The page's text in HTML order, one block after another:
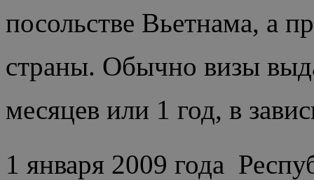
посольстве Вьетнама, а
страны. Обычно визы
месяцев или 1 год, в
1 января 2009 года